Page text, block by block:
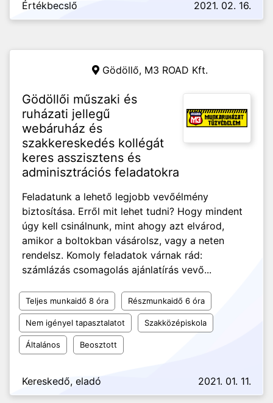
Értékbecslő 2021. 02. 16.
Gödöllő, M3 ROAD Kft.
Gödöllői műszaki és
ruházati jellegű
webáruház és
szakkereskedés kollégát
keres asszisztens és
adminisztrációs feladatokra
Feladatunk a lehető legjobb vevőélmény
biztosítása. Erről mit lehet tudni? Hogy mindent
úgy kell csinálnunk, mint ahogy azt elvárod,
amikor a boltokban vásárolsz, vagy a neten
rendelsz. Komoly feladatok várnak rád:
számlázás csomagolás ajánlatírás vevő...
Teljes munkaidő 8 óra Részmunkaidő 6 óra
Nem igényel tapasztalatot Szakközépiskola
Általános Beosztott
Kereskedő, eladó 2021. 01. 11.